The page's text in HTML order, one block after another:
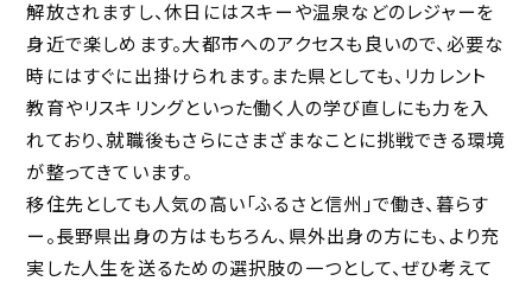
解放されますし、休日にはスキーや温泉などのレジャーを
身近で楽しめます。大都市へのアクセスも良いので、必要な
時にはすぐに出掛けられます。また県としても、リカレント
教育やリスキリングといった働く人の学び直しにも力を入
れており、就職後もさらにさまざまなことに挑戦できる環境
が整ってきています。
移住先としても人気の高い「ふるさと信州」で働き、暮らす
ー。長野県出身の方はもちろん、県外出身の方にも、より充
実した人生を送るための選択肢の一つとして、ぜひ考えて